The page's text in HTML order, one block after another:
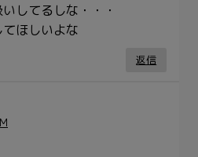
してるしな・・・
ほしいよな
返信